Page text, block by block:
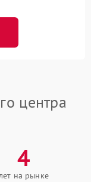
центра
4
на рынке